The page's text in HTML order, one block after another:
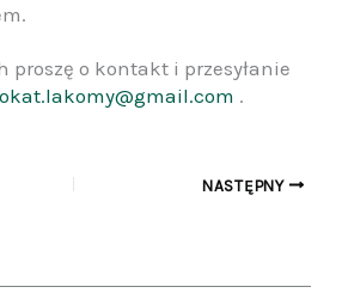
proszę o kontakt i przesyłanie
.
NASTĘPNY